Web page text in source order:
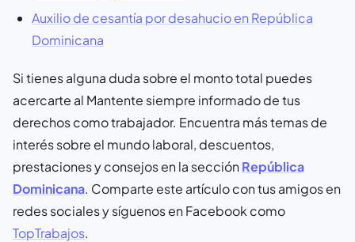
Auxilio de cesantía por desahucio en República
Dominicana
Si tienes alguna duda sobre el monto total puedes
acercarte al Mantente siempre informado de tus
derechos como trabajador. Encuentra más temas de
interés sobre el mundo laboral, descuentos,
prestaciones y consejos en la secciónRepública
Dominicana. Comparte este artículo con tus amigos en
redes sociales y síguenos en Facebook como
TopTrabajos.